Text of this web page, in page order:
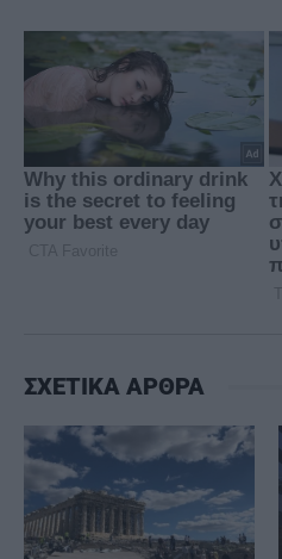
ΣΧΕΤΙΚΑ ΑΡΘΡΑ